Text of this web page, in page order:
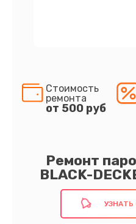
Ремонт
BLACK-
Стоимость
ремонта
от 500 руб